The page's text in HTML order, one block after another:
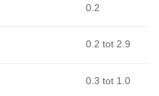
0.2
0.2 tot 2.9
0.3 tot 1.0